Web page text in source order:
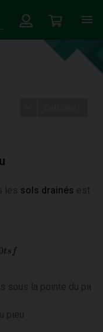
les sols drainés est
sous la pointe du pieu
pieu